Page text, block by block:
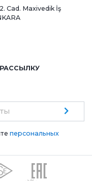
Cad. Maxivedik İş
персональных